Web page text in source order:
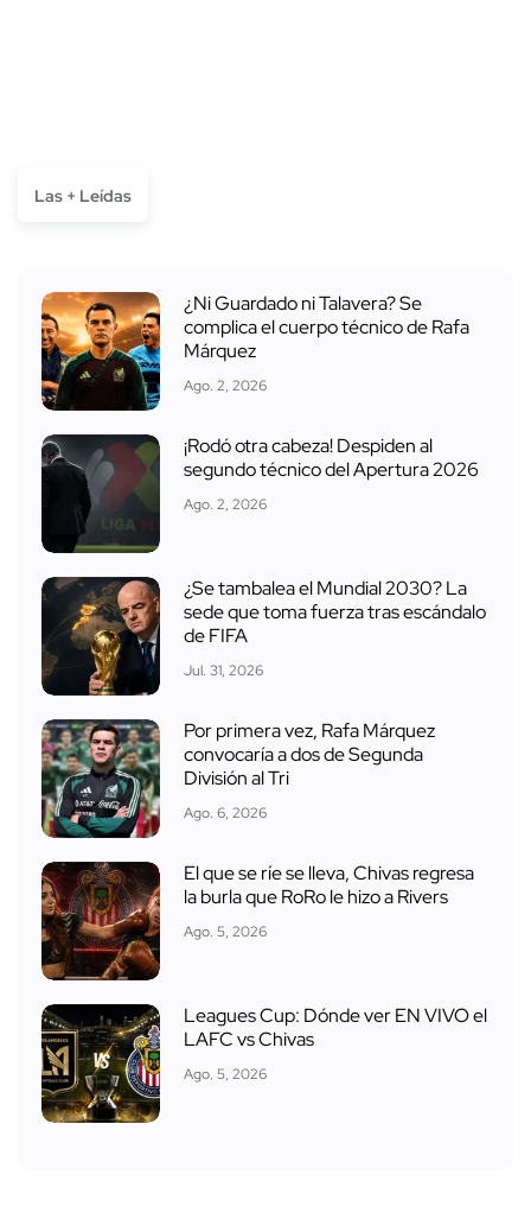
Las + Leídas
¿Ni Guardado ni Talavera? Se
complica el cuerpo técnico de Rafa
Márquez
Ago. 2, 2026
¡Rodó otra cabeza! Despiden al
segundo técnico del Apertura 2026
Ago. 2, 2026
¿Se tambalea el Mundial 2030? La
sede que toma fuerza tras escándalo
de FIFA
Jul. 31, 2026
Por primera vez, Rafa Márquez
convocaría a dos de Segunda
División al Tri
Ago. 6, 2026
El que se ríe se lleva, Chivas regresa
la burla que RoRo le hizo a Rivers
Ago. 5, 2026
Leagues Cup: Dónde ver EN VIVO el
LAFC vs Chivas
Ago. 5, 2026